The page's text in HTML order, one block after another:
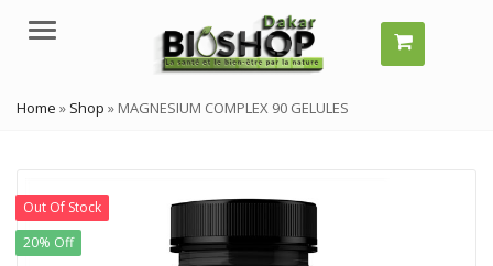
Menu
Home » Shop » MAGNESIUM COMPLEX 90 GELULES
Out Of Stock
20% Off